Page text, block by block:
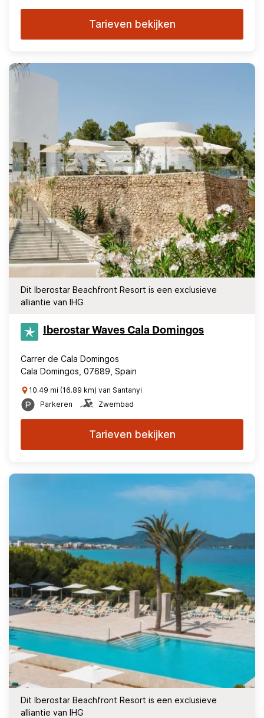
Tarieven bekijken
Dit Iberostar Beachfront Resort is een exclusieve
alliantie van IHG
Iberostar Waves Cala Domingos
Carrer de Cala Domingos
Cala Domingos, 07689, Spain
10.49 mi (16.89 km) van Santanyi
Parkeren
Zwembad
Tarieven bekijken
Dit Iberostar Beachfront Resort is een exclusieve
alliantie van IHG